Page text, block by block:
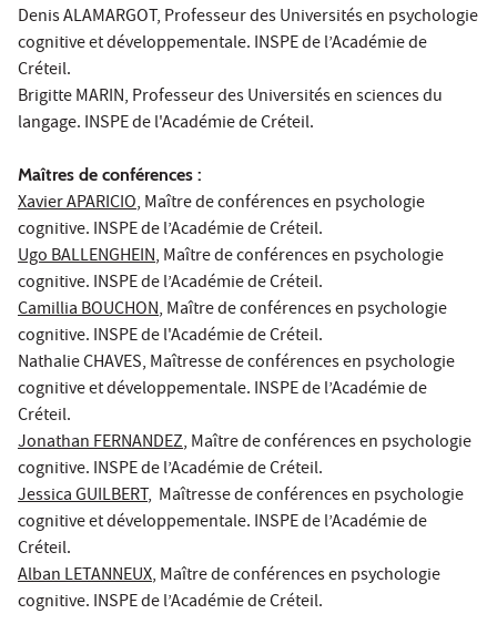
Denis ALAMARGOT, Professeur des Universités en psychologie
cognitive et développementale. INSPE de l’Académie de
Créteil.
Brigitte MARIN, Professeur des Universités en sciences du
langage. INSPE de l'Académie de Créteil.
Maîtres de conférences :
Xavier APARICIO, Maître de conférences en psychologie
cognitive. INSPE de l’Académie de Créteil.
Ugo BALLENGHEIN, Maître de conférences en psychologie
cognitive. INSPE de l’Académie de Créteil.
Camillia BOUCHON, Maître de conférences en psychologie
cognitive. INSPE de l'Académie de Créteil.
Nathalie CHAVES, Maîtresse de conférences en psychologie
cognitive et développementale. INSPE de l’Académie de
Créteil.
Jonathan FERNANDEZ, Maître de conférences en psychologie
cognitive. INSPE de l’Académie de Créteil.
Jessica GUILBERT, Maîtresse de conférences en psychologie
cognitive et développementale. INSPE de l’Académie de
Créteil.
Alban LETANNEUX, Maître de conférences en psychologie
cognitive. INSPE de l’Académie de Créteil.